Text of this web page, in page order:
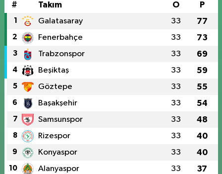
# Takım O P
1 Galatasaray 33 77
2 Fenerbahçe 33 73
3 Trabzonspor 33 69
4 Beşiktaş 33 59
5 Göztepe 33 55
6 Başakşehir 33 54
7 Samsunspor 33 48
8 Rizespor 33 40
9 Konyaspor 33 40
10 Alanyaspor 33 37